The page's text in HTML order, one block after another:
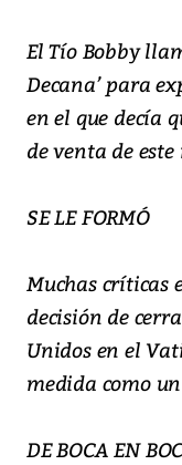
El Tío Bobby
Decana’ para
en el que decía
de venta de
SE LE FORMÓ
Muchas críticas
decisión de
Unidos en el
medida como
DE BOCA EN